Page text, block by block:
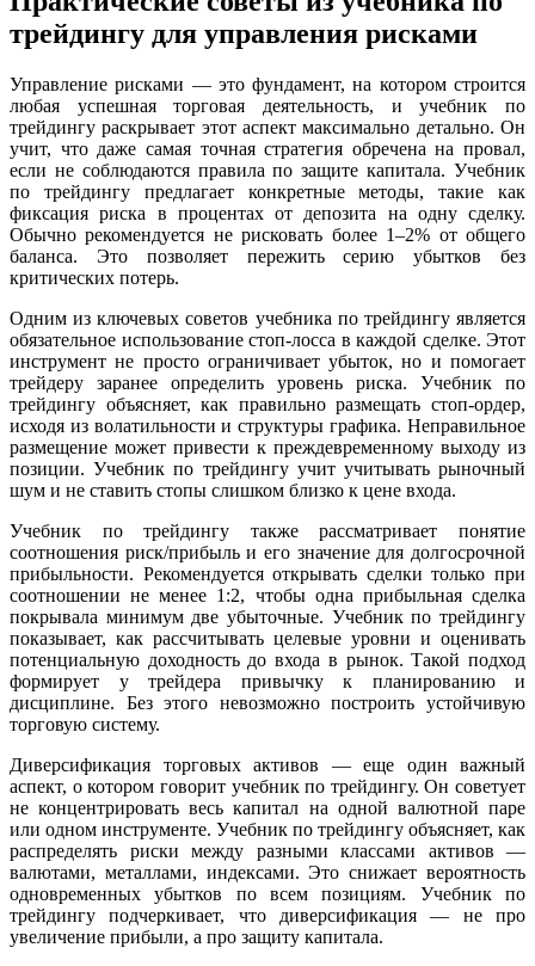
трейдингу для управления рисками
Управление рисками — это фундамент, на котором строится
любая успешная торговая деятельность, и учебник по
трейдингу раскрывает этот аспект максимально детально. Он
учит, что даже самая точная стратегия обречена на провал,
если не соблюдаются правила по защите капитала. Учебник
по трейдингу предлагает конкретные методы, такие как
фиксация риска в процентах от депозита на одну сделку.
Обычно рекомендуется не рисковать более 1–2% от общего
баланса. Это позволяет пережить серию убытков без
критических потерь.
Одним из ключевых советов учебника по трейдингу является
обязательное использование стоп-лосса в каждой сделке. Этот
инструмент не просто ограничивает убыток, но и помогает
трейдеру заранее определить уровень риска. Учебник по
трейдингу объясняет, как правильно размещать стоп-ордер,
исходя из волатильности и структуры графика. Неправильное
размещение может привести к преждевременному выходу из
позиции. Учебник по трейдингу учит учитывать рыночный
шум и не ставить стопы слишком близко к цене входа.
Учебник по трейдингу также рассматривает понятие
соотношения риск/прибыль и его значение для долгосрочной
прибыльности. Рекомендуется открывать сделки только при
соотношении не менее 1:2, чтобы одна прибыльная сделка
покрывала минимум две убыточные. Учебник по трейдингу
показывает, как рассчитывать целевые уровни и оценивать
потенциальную доходность до входа в рынок. Такой подход
формирует у трейдера привычку к планированию и
дисциплине. Без этого невозможно построить устойчивую
торговую систему.
Диверсификация торговых активов — еще один важный
аспект, о котором говорит учебник по трейдингу. Он советует
не концентрировать весь капитал на одной валютной паре
или одном инструменте. Учебник по трейдингу объясняет, как
распределять риски между разными классами активов —
валютами, металлами, индексами. Это снижает вероятность
одновременных убытков по всем позициям. Учебник по
трейдингу подчеркивает, что диверсификация — не про
увеличение прибыли, а про защиту капитала.